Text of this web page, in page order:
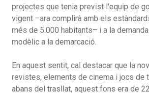
projectes que tenia previst l'equip de
vigent –ara complirà amb els
més de 5.000 habitants– i a la
modèlic a la demarcació.
En aquest sentit, cal destacar que la
revistes, elements de cinema i jocs de
abans del trasllat, aquest fons era de